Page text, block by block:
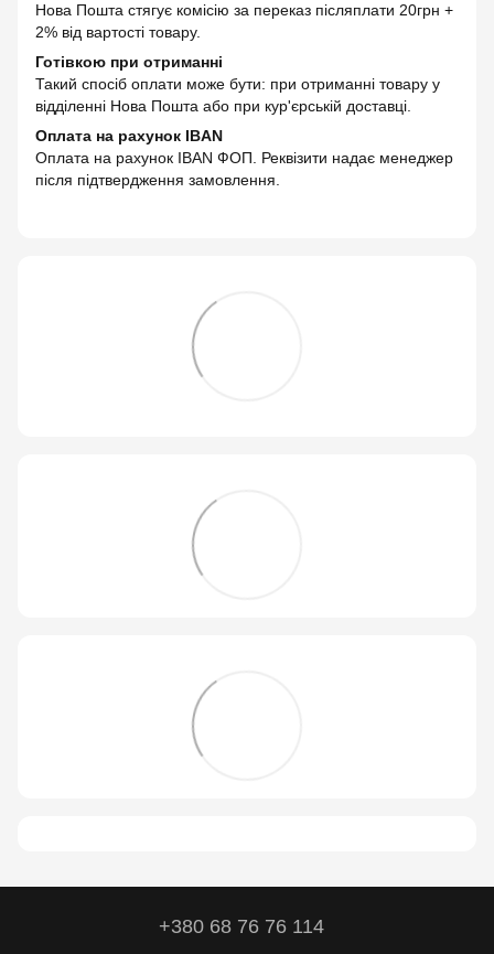
Нова Пошта стягує комісію за переказ післяплати 20грн +
2% від вартості товару.
Готівкою при отриманні
Такий спосіб оплати може бути: при отриманні товару у
відділенні Нова Пошта або при кур'єрській доставці.
Оплата на рахунок IBAN
Оплата на рахунок IBAN ФОП. Реквізити надає менеджер
після підтвердження замовлення.
+380 68 76 76 114